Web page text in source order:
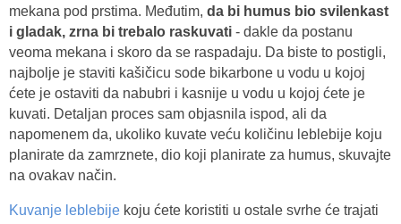
mekana pod prstima. Međutim, da bi humus bio svilenkast
i gladak, zrna bi trebalo raskuvati - dakle da postanu
veoma mekana i skoro da se raspadaju. Da biste to postigli,
najbolje je staviti kašičicu sode bikarbone u vodu u kojoj
ćete je ostaviti da nabubri i kasnije u vodu u kojoj ćete je
kuvati. Detaljan proces sam objasnila ispod, ali da
napomenem da, ukoliko kuvate veću količinu leblebije koju
planirate da zamrznete, dio koji planirate za humus, skuvajte
na ovakav način.
Kuvanje leblebije koju ćete koristiti u ostale svrhe će trajati